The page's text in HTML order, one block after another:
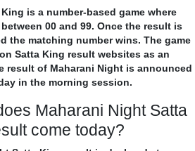
is a number-based game where
00 and 99. Once the result is
the matching number wins. The game
Satta King result websites as an
result of Maharani Night is announced
in the morning session.
Maharani Night Satta
come today?